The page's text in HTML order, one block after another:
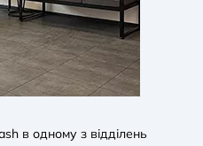
в одному з відділень